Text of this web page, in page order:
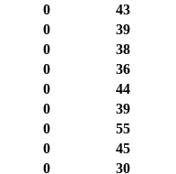
0
43
0
39
0
38
0
36
0
44
0
39
0
55
0
45
0
30